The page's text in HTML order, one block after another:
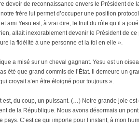
devoir de reconnaissance envers le Président de
frère lui permet d’occuper une position
ami Yesu est, à vrai dire, le fruit du rôle qu’il a
allait inexorablement devenir le Président de ce
la fidélité à une personne et la foi en elle ».
a misé sur un cheval gagnant. Yesu est un
été que grand commis de l’État. Il demeure un
croyait s’en être éloigné pour toujours ».
est, du coup, un puissant. (…) Notre grande joie
de la République. Nous avons désormais un
C’est ce qui importe pour l’instant, à mon